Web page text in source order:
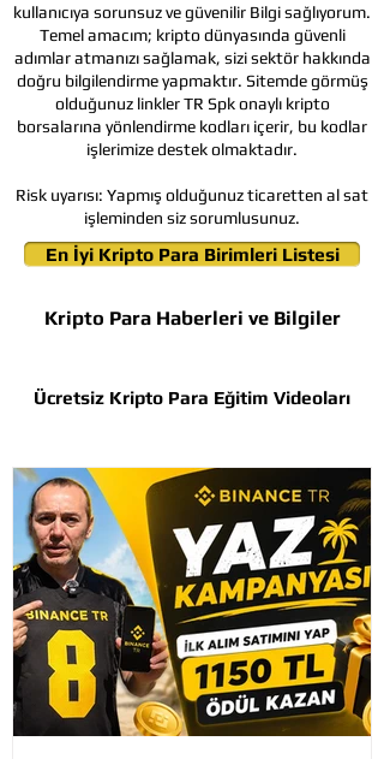
Ücretsiz Kripto Para Eğitim Videoları
Kripto Para Haberleri ve Bilgiler
En İyi Kripto Para Birimleri Listesi
kullanıcıya sorunsuz ve güvenilir Bilgi sağlıyorum.
Temel amacım; kripto dünyasında güvenli
adımlar atmanızı sağlamak, sizi sektör hakkında
doğru bilgilendirme yapmaktır. Sitemde görmüş
olduğunuz linkler TR Spk onaylı kripto
borsalarına yönlendirme kodları içerir, bu kodlar
işlerimize destek olmaktadır.
Risk uyarısı: Yapmış olduğunuz ticaretten al sat
işleminden siz sorumlusunuz.